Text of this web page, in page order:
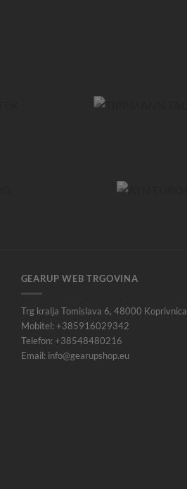
GEARUP WEB TRGOVINA
Trg kralja Tomislava 6, 48000 Koprivnica
Mobitel: +385916029342
Telefon: +38548480216
Email: info@gearupshop.eu